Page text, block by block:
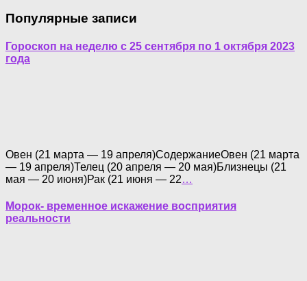
Популярные записи
Гороскоп на неделю с 25 сентября по 1 октября 2023
года
Овен (21 марта — 19 апреля)СодержаниеОвен (21 марта
— 19 апреля)Телец (20 апреля — 20 мая)Близнецы (21
мая — 20 июня)Рак (21 июня — 22…
Морок- временное искажение восприятия
реальности